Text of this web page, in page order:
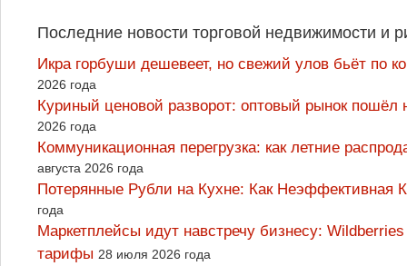
Последние новости торговой недвижимости и
Икра горбуши дешевеет, но свежий улов бьёт по
2026 года
Куриный ценовой разворот: оптовый рынок
2026 года
Коммуникационная перегрузка: как летние
августа 2026 года
Потерянные Рубли на Кухне: Как
года
Маркетплейсы идут навстречу бизнесу:
тарифы 28 июля 2026 года